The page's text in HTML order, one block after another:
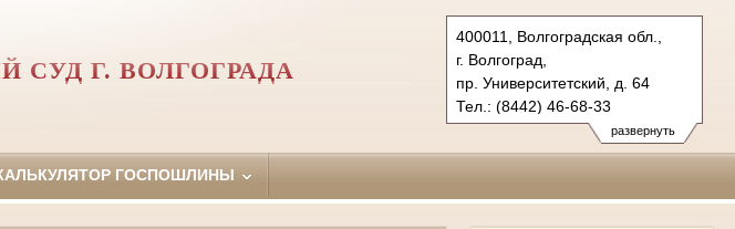
развернуть
400011, Волгоградская обл.,
г. Волгоград,
пр. Университетский, д. 64
Тел.: (8442) 46-68-33
sov.vol@sudrf.ru
СУД Г. ВОЛГОГРАДА
ГОСПОШЛИНЫ